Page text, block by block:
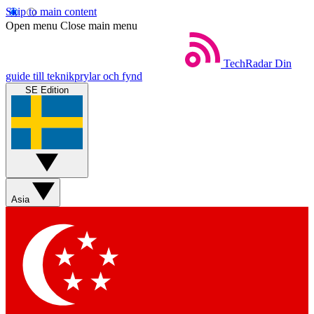
Skip to main content
Open menu Close main menu
TechRadar Din
guide till teknikprylar och fynd
SE Edition
Asia